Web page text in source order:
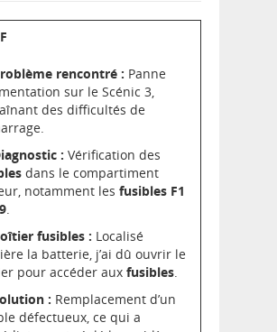
rencontré : Panne
sur le Scénic 3,
des difficultés de
: Vérification des
dans le compartiment
notamment les fusibles F1
.
fusibles : Localisé
la batterie, j’ai dû ouvrir le
pour accéder aux fusibles.
: Remplacement d’un
défectueux, ce qui a